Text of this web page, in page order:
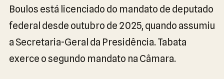
Boulos está licenciado do mandato de deputado
federal desde outubro de 2025, quando assumiu
a Secretaria-Geral da Presidência. Tabata
exerce o segundo mandato na Câmara.